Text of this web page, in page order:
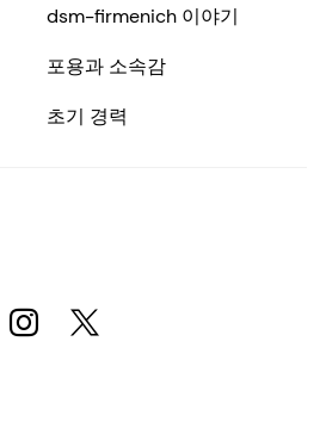
dsm-firmenich 이야기
포용과 소속감
초기 경력